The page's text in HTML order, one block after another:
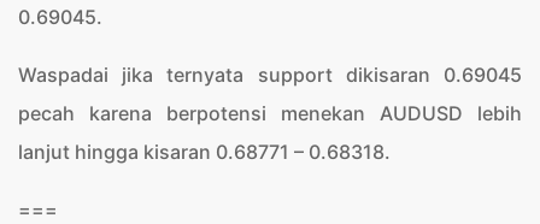
0.69045.
Waspadai jika ternyata support dikisaran 0.69045
pecah karena berpotensi menekan AUDUSD lebih
lanjut hingga kisaran 0.68771 – 0.68318.
===